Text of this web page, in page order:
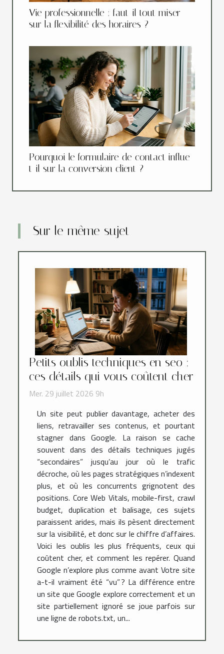
Vie professionnelle : faut-il tout miser
sur la flexibilité des horaires ?
Pourquoi le formulaire de contact influe-
t-il sur la conversion client ?
Sur le même sujet
Petits oublis techniques en seo :
ces détails qui vous coûtent cher
Mer. 29 juillet 2026 9h
Un site peut publier davantage, acheter des
liens, retravailler ses contenus, et pourtant
stagner dans Google. La raison se cache
souvent dans des détails techniques jugés
“secondaires” jusqu’au jour où le trafic
décroche, où les pages stratégiques n’indexent
plus, et où les concurrents grignotent des
positions. Core Web Vitals, mobile-first, crawl
budget, duplication et balisage, ces sujets
paraissent arides, mais ils pèsent directement
sur la visibilité, et donc sur le chiffre d’affaires.
Voici les oublis les plus fréquents, ceux qui
coûtent cher, et comment les repérer. Quand
Google n’explore plus comme avant Votre site
a-t-il vraiment été “vu” ? La différence entre
un site que Google explore correctement et un
site partiellement ignoré se joue parfois sur
une ligne de robots.txt, un...